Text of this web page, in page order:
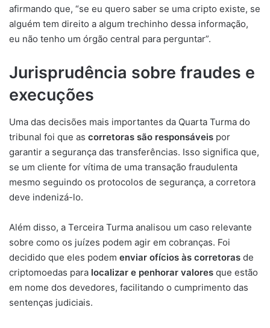
afirmando que, “se eu quero saber se uma cripto existe, se
alguém tem direito a algum trechinho dessa informação,
eu não tenho um órgão central para perguntar”.
Jurisprudência sobre fraudes e
execuções
Uma das decisões mais importantes da Quarta Turma do
tribunal foi que as corretoras são responsáveis por
garantir a segurança das transferências. Isso significa que,
se um cliente for vítima de uma transação fraudulenta
mesmo seguindo os protocolos de segurança, a corretora
deve indenizá-lo.
Além disso, a Terceira Turma analisou um caso relevante
sobre como os juízes podem agir em cobranças. Foi
decidido que eles podem enviar ofícios às corretoras de
criptomoedas para localizar e penhorar valores que estão
em nome dos devedores, facilitando o cumprimento das
sentenças judiciais.